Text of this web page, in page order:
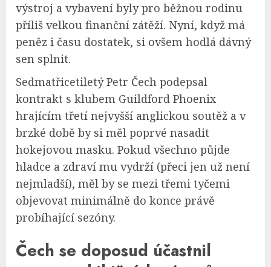
výstroj a vybavení byly pro běžnou rodinu
příliš velkou finanční zátěží. Nyní, když má
peněz i času dostatek, si ovšem hodlá dávný
sen splnit.
Sedmatřicetiletý Petr Čech podepsal
kontrakt s klubem Guildford Phoenix
hrajícím třetí nejvyšší anglickou soutěž a v
brzké době by si měl poprvé nasadit
hokejovou masku. Pokud všechno půjde
hladce a zdraví mu vydrží (přeci jen už není
nejmladší), měl by se mezi třemi tyčemi
objevovat minimálně do konce právě
probíhající sezóny.
Čech se doposud účastnil